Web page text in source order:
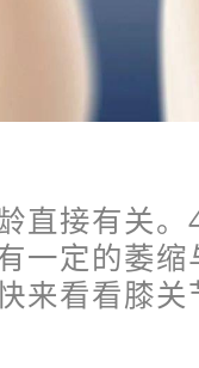
直接有关
一定的萎
来看看膝